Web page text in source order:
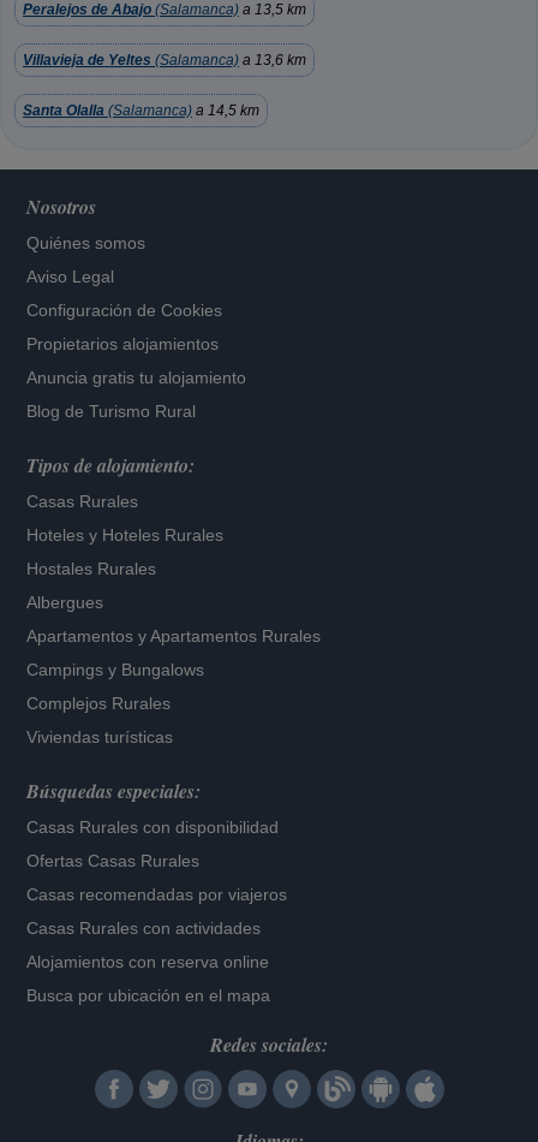
Peralejos de Abajo (Salamanca) a 13,5 km
Villavieja de Yeltes (Salamanca) a 13,6 km
Santa Olalla (Salamanca) a 14,5 km
Nosotros
Quiénes somos
Aviso Legal
Configuración de Cookies
Propietarios alojamientos
Anuncia gratis tu alojamiento
Blog de Turismo Rural
Tipos de alojamiento:
Casas Rurales
Hoteles y Hoteles Rurales
Hostales Rurales
Albergues
Apartamentos yApartamentos Rurales
Campings y Bungalows
Complejos Rurales
Viviendas turísticas
Búsquedas especiales:
Casas Rurales con disponibilidad
Ofertas Casas Rurales
Casas recomendadas por viajeros
Casas Rurales con actividades
Alojamientos con reserva online
Busca por ubicación en el mapa
Redes sociales: